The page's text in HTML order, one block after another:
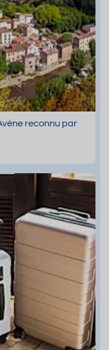
reconnu par